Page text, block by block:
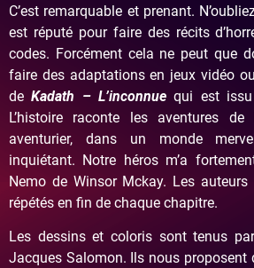
C’est remarquable et prenant.
est réputé pour faire des récits
codes. Forcément cela ne peut que
faire des adaptations en jeux vidéo
deKadath – L’inconnuequi est issu
L’histoire raconte les aventures
aventurier, dans un monde
inquiétant. Notre héros m’a
Nemo de Winsor Mckay. Les
répétés en fin de chaque chapitre.
Les dessins et coloris sont tenus
Jacques Salomon. Ils nous proposent